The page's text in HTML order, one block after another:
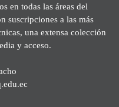
en todas las áreas del
suscripciones a las más
una extensa colección
y acceso.